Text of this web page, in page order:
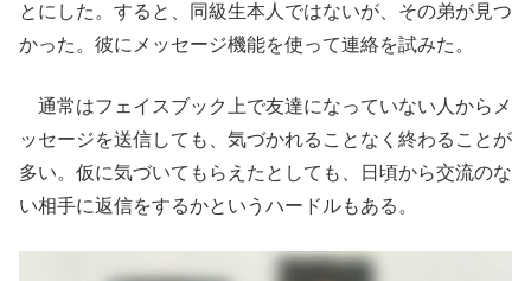
とにした。すると、同級生本人ではないが、その弟が見つ
かった。彼にメッセージ機能を使って連絡を試みた。
通常はフェイスブック上で友達になっていない人からメ
ッセージを送信しても、気づかれることなく終わることが
多い。仮に気づいてもらえたとしても、日頃から交流のな
い相手に返信をするかというハードルもある。